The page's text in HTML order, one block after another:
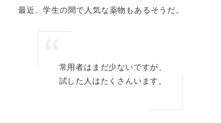
最近、学生の間で人気な薬物もあるそうだ。
常用者はまだ少ないですが、
試した人はたくさんいます。